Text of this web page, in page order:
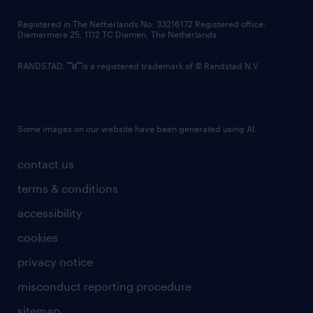
contact us
terms & conditions
accessibility
cookies
privacy notice
misconduct reporting procedure
Registered in The Netherlands No: 33216172 Registered office:
Diemermere 25, 1112 TC Diemen, The Netherlands.
RANDSTAD, is a registered trademark of © Randstad N.V.
Some images on our website have been generated using AI.